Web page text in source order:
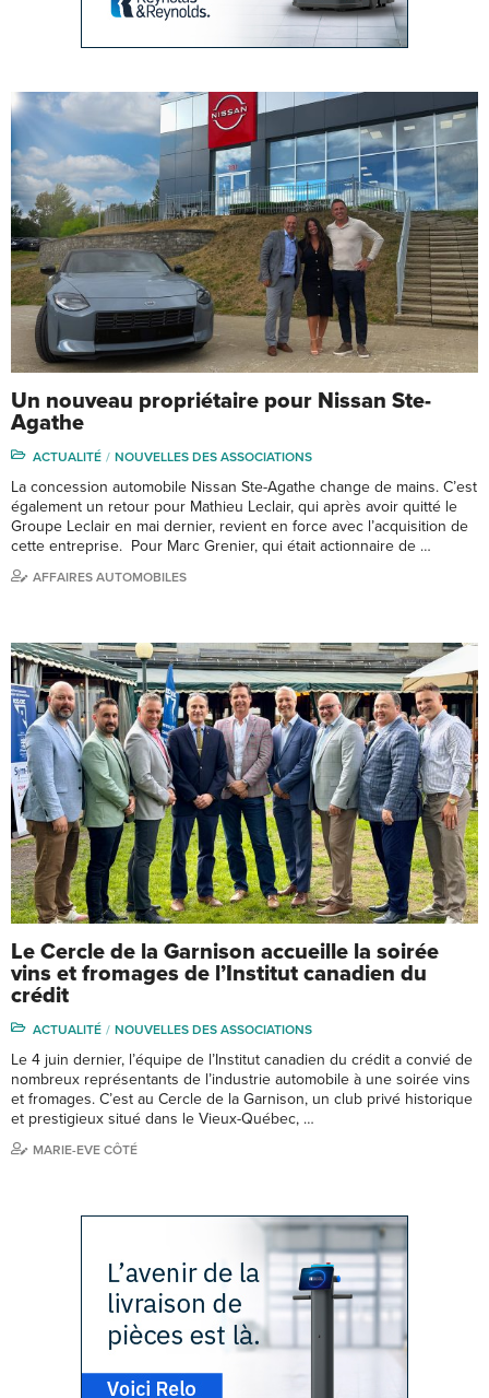
Un nouveau propriétaire pour Nissan Ste-
Agathe
ACTUALITÉ NOUVELLES DES ASSOCIATIONS
La concession automobile Nissan Ste-Agathe change de mains. C’est
également un retour pour Mathieu Leclair, qui après avoir quitté le
Groupe Leclair en mai dernier, revient en force avec l’acquisition de
cette entreprise. Pour Marc Grenier, qui était actionnaire de …
AFFAIRES AUTOMOBILES
Le Cercle de la Garnison accueille la soirée
vins et fromages de l’Institut canadien du
crédit
ACTUALITÉ NOUVELLES DES ASSOCIATIONS
Le 4 juin dernier, l’équipe de l’Institut canadien du crédit a convié de
nombreux représentants de l’industrie automobile à une soirée vins
et fromages. C’est au Cercle de la Garnison, un club privé historique
et prestigieux situé dans le Vieux-Québec, …
MARIE-EVE CÔTÉ